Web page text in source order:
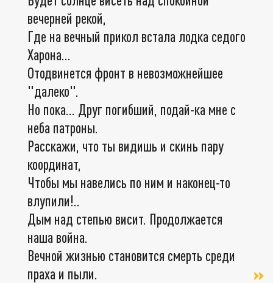
вечерней рекой,
Где на вечный прикол встала лодка седого
Харона...
Отодвинется фронт в невозможнейшее
"далеко".
Но пока... Друг погибший, подай-ка мне с
неба патроны.
Расскажи, что ты видишь и скинь пару
координат,
Чтобы мы навелись по ним и наконец-то
влупили!..
Дым над степью висит. Продолжается
наша война.
Вечной жизнью становится смерть среди
праха и пыли.